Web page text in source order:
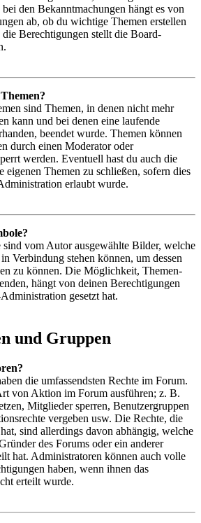
den Bekanntmachungen hängt es von
ab, ob du wichtige Themen erstellen
Berechtigungen stellt die Board-
sind Themen, in denen nicht mehr
kann und bei denen eine laufende
beendet wurde. Themen können
durch einen Moderator oder
werden. Eventuell hast du auch die
eigenen Themen zu schließen, sofern dies
erlaubt wurde.
sind vom Autor ausgewählte Bilder, welche
Verbindung stehen können, um dessen
zu können. Die Möglichkeit, Themen-
hängt von deinen Berechtigungen
gesetzt hat.
und Gruppen
die umfassendsten Rechte im Forum.
von Aktion im Forum ausführen; z. B.
Mitglieder sperren, Benutzergruppen
vergeben usw. Die Rechte, die
sind allerdings davon abhängig, welche
des Forums oder ein anderer
hat. Administratoren können auch volle
haben, wenn ihnen das
erteilt wurde.